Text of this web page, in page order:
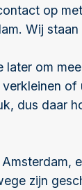
op
Wij
later om
of
dus daar
zijn